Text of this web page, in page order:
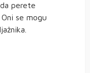
perete
se mogu